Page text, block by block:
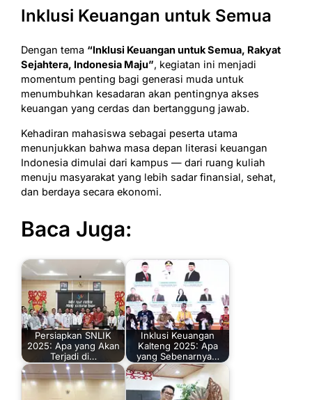
Inklusi Keuangan untuk Semua
Dengan tema “Inklusi Keuangan untuk Semua, Rakyat
Sejahtera, Indonesia Maju”, kegiatan ini menjadi
momentum penting bagi generasi muda untuk
menumbuhkan kesadaran akan pentingnya akses
keuangan yang cerdas dan bertanggung jawab.
Kehadiran mahasiswa sebagai peserta utama
menunjukkan bahwa masa depan literasi keuangan
Indonesia dimulai dari kampus — dari ruang kuliah
menuju masyarakat yang lebih sadar finansial, sehat,
dan berdaya secara ekonomi.
Baca Juga:
Persiapkan SNLIK
2025: Apa yang Akan
Terjadi di…
Inklusi Keuangan
Kalteng 2025: Apa
yang Sebenarnya…